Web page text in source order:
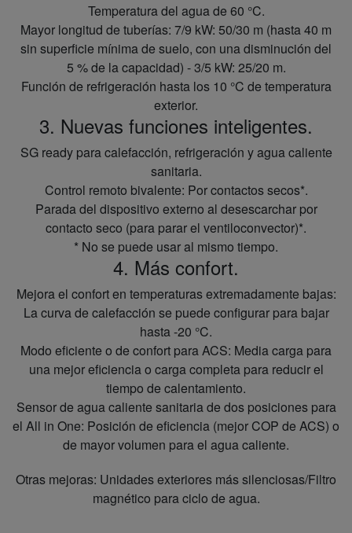
Temperatura del agua de 60 °C.
Mayor longitud de tuberías: 7/9 kW: 50/30 m (hasta 40 m
sin superficie mínima de suelo, con una disminución del
5 % de la capacidad) - 3/5 kW: 25/20 m.
Función de refrigeración hasta los 10 °C de temperatura
exterior.
3. Nuevas funciones inteligentes.
SG ready para calefacción, refrigeración y agua caliente
sanitaria.
Control remoto bivalente: Por contactos secos*.
Parada del dispositivo externo al desescarchar por
contacto seco (para parar el ventiloconvector)*.
* No se puede usar al mismo tiempo.
4. Más confort.
Mejora el confort en temperaturas extremadamente bajas:
La curva de calefacción se puede configurar para bajar
hasta -20 °C.
Modo eficiente o de confort para ACS: Media carga para
una mejor eficiencia o carga completa para reducir el
tiempo de calentamiento.
Sensor de agua caliente sanitaria de dos posiciones para
el All in One: Posición de eficiencia (mejor COP de ACS) o
de mayor volumen para el agua caliente.
Otras mejoras: Unidades exteriores más silenciosas/Filtro
magnético para ciclo de agua.